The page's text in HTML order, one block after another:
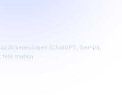
AI keresőkben (ChatGPT, Gemini,
munka.